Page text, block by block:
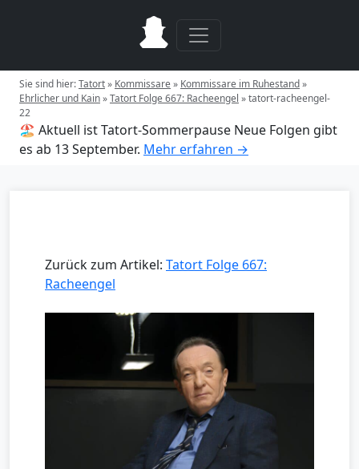
Sie sind hier:Tatort» Kommissare» Kommissare im Ruhestand»
Ehrlicher und Kain»Tatort Folge 667: Racheengel »tatort-racheengel-
22
🏖️ Aktuell ist Tatort-Sommerpause Neue Folgen gibt
es ab 13 September. Mehr erfahren →
Zurück zum Artikel: Tatort Folge 667:
Racheengel